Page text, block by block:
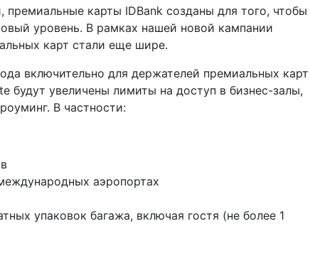
карты IDBank созданы для того, чтобы
уровень. В рамках нашей новой кампании
карт стали еще шире.
включительно для держателей премиальных карт
будут увеличены лимиты на доступ в бизнес-залы,
В частности:
аэропортах
упаковок багажа, включая гостя (не более 1